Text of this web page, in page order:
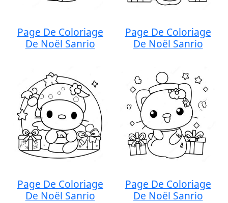
Page De Coloriage
De Noël Sanrio
Page De Coloriage
De Noël Sanrio
Page De Coloriage
De Noël Sanrio
Page De Coloriage
De Noël Sanrio